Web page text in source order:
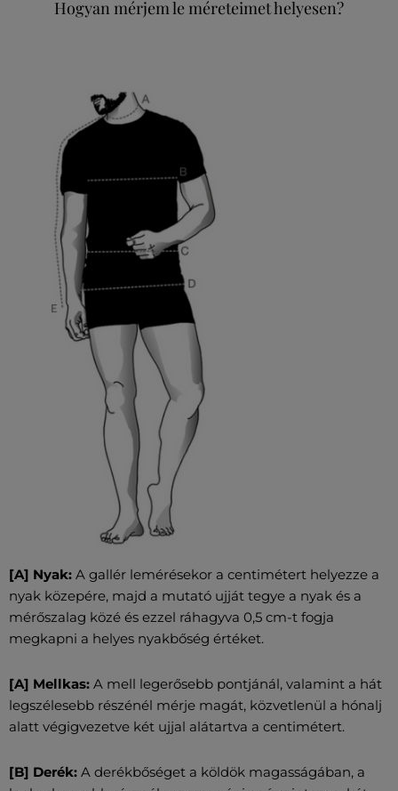
Hogyan mérjem le méreteimet helyesen?
[A] Nyak: A gallér lemérésekor a centimétert helyezze a
nyak közepére, majd a mutató ujját tegye a nyak és a
mérőszalag közé és ezzel ráhagyva 0,5 cm-t fogja
megkapni a helyes nyakbőség értéket.
[A] Mellkas: A mell legerősebb pontjánál, valamint a hát
legszélesebb részénél mérje magát, közvetlenül a hónalj
alatt végigvezetve két ujjal alátartva a centimétert.
[B] Derék: A derékbőséget a köldök magasságában, a